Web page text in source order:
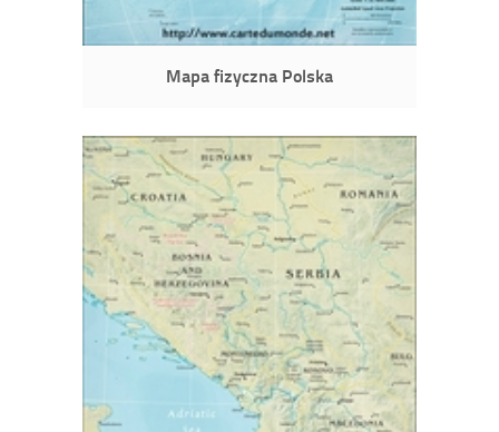
Mapa fizyczna Polska